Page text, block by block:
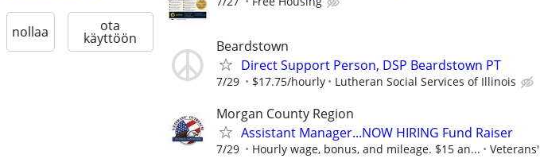
nollaa ota
käyttöön
Beardstown
Direct Support Person, DSP Beardstown PT
7/29 $17.75/hourly Lutheran Social Services of Illinois
Morgan County Region
Assistant Manager...NOW HIRING Fund Raiser
7/29 Hourly wage, bonus, and mileage. $15 an...